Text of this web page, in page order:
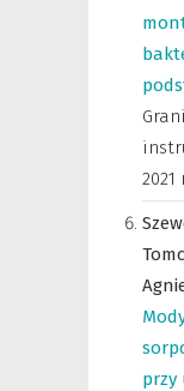
przy